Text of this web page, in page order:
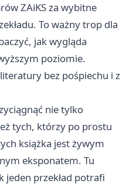
ZAiKS za wybitne
To ważny trop dla
jak wygląda
poziomie.
bez pośpiechu i z
nie tylko
tych, którzy po prostu
książka jest żywym
eksponatem. Tu
jeden przekład potrafi